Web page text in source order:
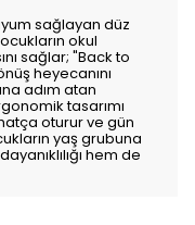
sağlayan düz
okul
sağlar; "Back to
heyecanını
adım atan
tasarımı
oturur ve gün
yaş grubuna
hem de